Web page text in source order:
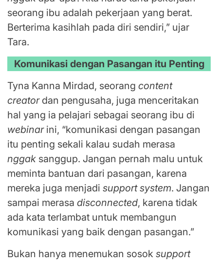
seorang ibu adalah pekerjaan yang berat.
Berterima kasihlah pada diri sendiri,” ujar
Tara.
Komunikasi dengan Pasangan itu Penting
Tyna Kanna Mirdad, seorang content
creatordan pengusaha, juga menceritakan
hal yang ia pelajari sebagai seorang ibu di
webinar ini, “komunikasi dengan pasangan
itu penting sekali kalau sudah merasa
nggak sanggup. Jangan pernah malu untuk
meminta bantuan dari pasangan, karena
mereka juga menjadi support system. Jangan
sampai merasa disconnected, karena tidak
ada kata terlambat untuk membangun
komunikasi yang baik dengan pasangan.”
Bukan hanya menemukan sosok support